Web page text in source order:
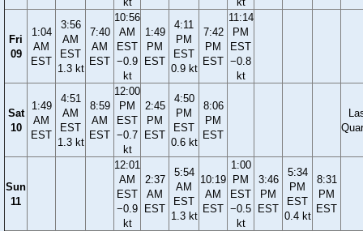
Fri
09
1:04
AM
EST
3:56
AM
EST
1.3 kt
7:40
AM
EST
10:56
AM
EST
−0.9
kt
1:49
PM
EST
4:11
PM
EST
0.9 kt
7:42
PM
EST
11:14
PM
EST
−0.8
kt
Sat
10
1:49
AM
EST
4:51
AM
EST
1.3 kt
8:59
AM
EST
12:00
PM
EST
−0.7
kt
2:45
PM
EST
4:50
PM
EST
0.6 kt
8:06
PM
EST
Sun
11
12:01
AM
EST
−0.9
kt
2:37
AM
EST
5:54
AM
EST
1.3 kt
10:19
AM
EST
1:00
PM
EST
−0.5
kt
3:46
PM
EST
5:34
PM
EST
0.4 kt
8:31
PM
EST